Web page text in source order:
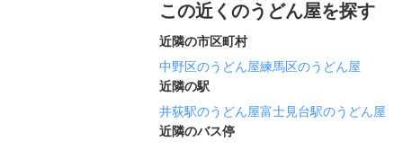
この近くのうどん屋を探す
近隣の市区町村
中野区のうどん屋練馬区のうどん屋
近隣の駅
井荻駅のうどん屋富士見台駅のうどん屋
近隣のバス停